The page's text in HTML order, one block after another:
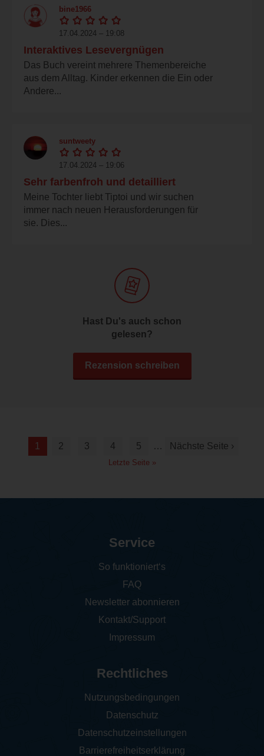
bine1966
17.04.2024 – 19:08
Interaktives Lesevergnügen
Das Buch vereint mehrere Themenbereiche
aus dem Alltag. Kinder erkennen die Ein oder
Andere...
suntweety
17.04.2024 – 19:06
Sehr farbenfroh und detailliert
Meine Tochter liebt Tiptoi und wir suchen
immer nach neuen Herausforderungen für
sie. Dies...
Hast Du's auch schon
gelesen?
Rezension schreiben
1 2 3 4 5 … Nächste Seite ›
Letzte Seite »
Service
So funktioniert‘s
FAQ
Newsletter abonnieren
Kontakt/Support
Impressum
Rechtliches
Nutzungsbedingungen
Datenschutz
Datenschutzeinstellungen
Barrierefreiheitserklärung